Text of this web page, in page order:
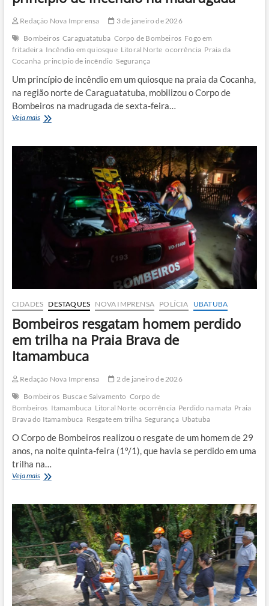
Redação Nova Imprensa
3 de janeiro de 2026
Bombeiros Caraguatatuba Corpo de Bombeiros Fogo em
fritadeira Incêndio em quiosque Litoral Norte ocorrência Praia da
Cocanha princípio de incêndio Segurança
Um princípio de incêndio em um quiosque na praia da Cocanha,
na região norte de Caraguatatuba, mobilizou o Corpo de
Bombeiros na madrugada de sexta-feira…
Veja maisQuiosque
da
princípio
incêndio
madrugada
CIDADES DESTAQUES NOVA IMPRENSA POLÍCIA UBATUBA
Bombeiros resgatam homem perdido
em trilha na Praia Brava de
Itamambuca
Redação Nova Imprensa
2 de janeiro de 2026
Bombeiros Busca e Salvamento Corpo de
Bombeiros Itamambuca Litoral Norte ocorrência Perdido na mata Praia
Brava do Itamambuca Resgate em trilha Segurança Ubatuba
O Corpo de Bombeiros realizou o resgate de um homem de 29
anos, na noite quinta-feira (1º/1), que havia se perdido em uma
trilha na…
Veja maisBombeiros
perdido
em
trilha
na
Praia
Brava
de
Itamambuca